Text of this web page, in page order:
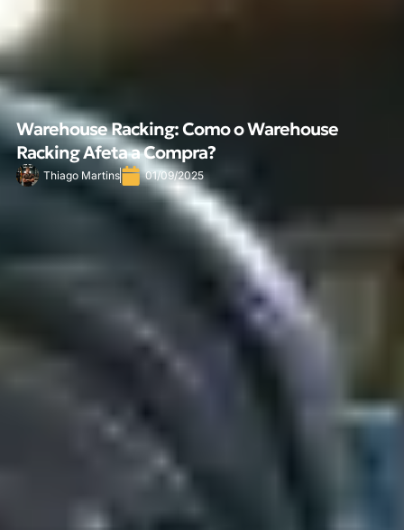
Warehouse Racking: Como o Warehouse
Racking Afeta a Compra?
Thiago Martins 01/09/2025